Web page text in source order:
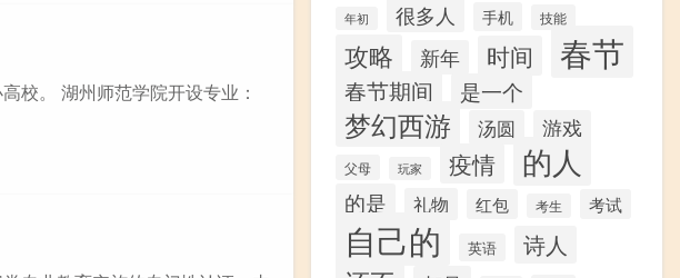
校。 湖州师范学院开设专业：
年初 很多人 手机 技能
攻略 新年 时间 春节
春节期间 是一个
梦幻西游 汤圆 游戏
父母 玩家 疫情 的人
的是 礼物 红包 考生 考试
自己的 英语 诗人